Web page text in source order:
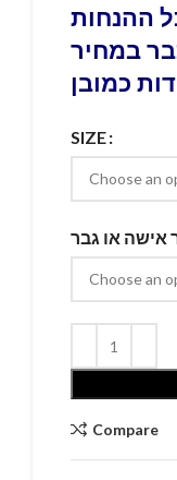
ההנחות
במחיר
כמובן
SIZE
אישה או גבר
Compare